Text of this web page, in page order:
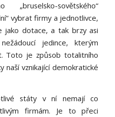
„bruselsko-sovětského“
vybrat firmy a jednotlivce,
jako dotace, a tak brzy asi
jedince, kterým
Toto je způsob totalitního
naší vznikající demokratické
státy v ní nemají co
firmám. Je to přeci